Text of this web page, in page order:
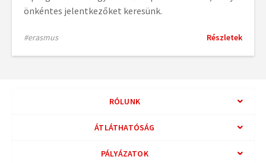
önkéntes jelentkezőket keresünk.
#erasmus Részletek
RÓLUNK
ÁTLÁTHATÓSÁG
PÁLYÁZATOK